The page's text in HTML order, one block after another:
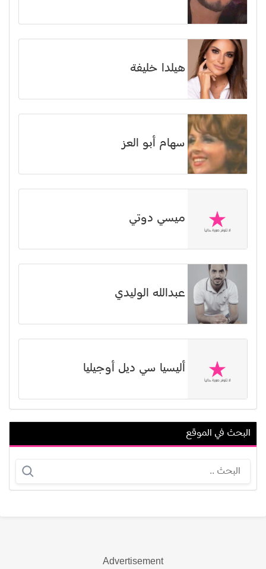
هيلدا خليفة
سهام أبو العز
ميسي دوتي
عبدالله الوليدي
أليسيا سي ديل أوجيليا
دلال أبو آمنة
البحث في الموقع
Advertisement